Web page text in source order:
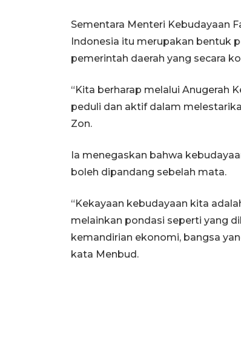
Sementara Menteri Kebudayaan
Indonesia itu merupakan bentuk
pemerintah daerah yang secara
“Kita berharap melalui Anugerah
peduli dan aktif dalam
Zon.
Ia menegaskan bahwa
boleh dipandang sebelah mata.
“Kekayaan kebudayaan kita
melainkan pondasi seperti yang
kemandirian ekonomi, bangsa
kata Menbud.